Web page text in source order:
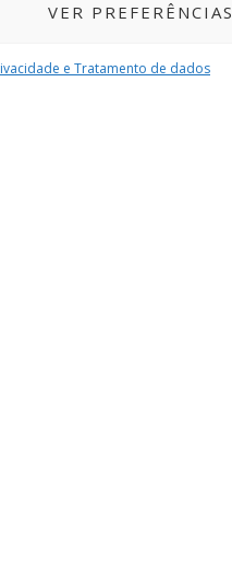
VER PREFERÊNCIAS
e Tratamento de dados